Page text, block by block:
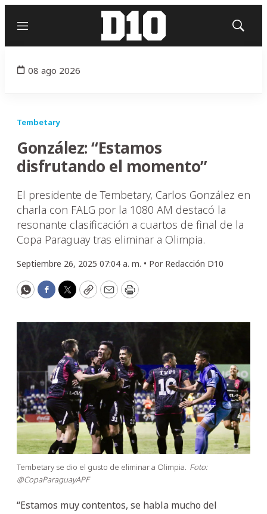
Menú
Mostrar
08 ago 2026
Tembetary
González: “Estamos
disfrutando el momento”
El presidente de Tembetary, Carlos González en
charla con FALG por la 1080 AM destacó la
resonante clasificación a cuartos de final de la
Copa Paraguay tras eliminar a Olimpia.
Septiembre 26, 2025 07:04 a. m. • Por Redacción D10
WhatsApp
Facebook
Twitter
CopyEmailPrint
Tembetary se dio el gusto de eliminar a Olimpia. Foto:
@CopaParaguayAPF
“Estamos muy contentos, se habla mucho del